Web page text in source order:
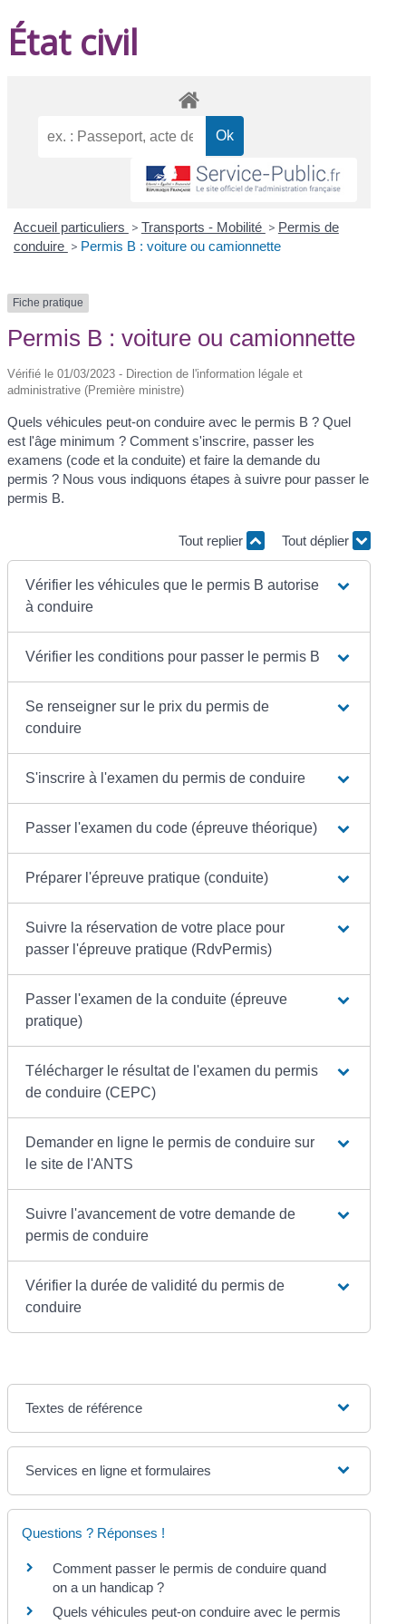
État civil
Accueil particuliers > Transports - Mobilité > Permis de
conduire > Permis B : voiture ou camionnette
Fiche pratique
Permis B : voiture ou camionnette
Vérifié le 01/03/2023 - Direction de l'information légale et
administrative (Première ministre)
Quels véhicules peut-on conduire avec le permis B ? Quel
est l'âge minimum ? Comment s'inscrire, passer les
examens (code et la conduite) et faire la demande du
permis ? Nous vous indiquons étapes à suivre pour passer le
permis B.
Tout replier Tout déplier
Vérifier les véhicules que le permis B autorise
à conduire
Vérifier les conditions pour passer le permis B
Se renseigner sur le prix du permis de
conduire
S'inscrire à l'examen du permis de conduire
Passer l'examen du code (épreuve théorique)
Préparer l'épreuve pratique (conduite)
Suivre la réservation de votre place pour
passer l'épreuve pratique (RdvPermis)
Passer l'examen de la conduite (épreuve
pratique)
Télécharger le résultat de l'examen du permis
de conduire (CEPC)
Demander en ligne le permis de conduire sur
le site de l'ANTS
Suivre l'avancement de votre demande de
permis de conduire
Vérifier la durée de validité du permis de
conduire
Textes de référence
Services en ligne et formulaires
Questions ? Réponses !
Comment passer le permis de conduire quand
on a un handicap ?
Quels véhicules peut-on conduire avec le permis